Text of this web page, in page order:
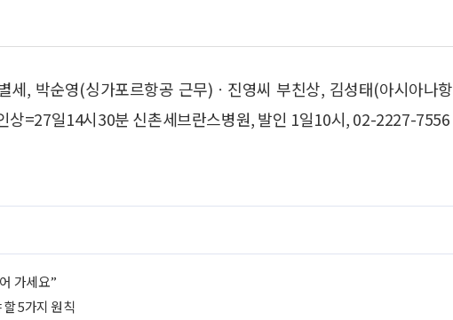
, 박순영(싱가포르항공 근무)ㆍ진영씨 부친상, 김성태(아시아나항
상=27일14시30분 신촌세브란스병원, 발인 1일10시, 02-2227-7556
가세요”
5가지 원칙